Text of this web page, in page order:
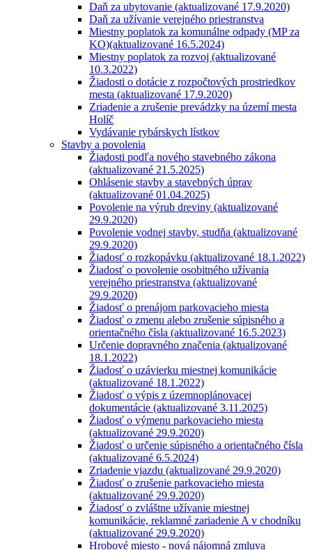
Daň za ubytovanie (aktualizované 17.9.2020)
Daň za užívanie verejného priestranstva
Miestny poplatok za komunálne odpady (MP za
KO)(aktualizované 16.5.2024)
Miestny poplatok za rozvoj (aktualizované
10.3.2022)
Žiadosti o dotácie z rozpočtových prostriedkov
mesta (aktualizované 17.9.2020)
Zriadenie a zrušenie prevádzky na území mesta
Holíč
Vydávanie rybárskych lístkov
Stavby a povolenia
Žiadosti podľa nového stavebného zákona
(aktualizované 21.5.2025)
Ohlásenie stavby a stavebných úprav
(aktualizované 01.04.2025)
Povolenie na výrub dreviny (aktualizované
29.9.2020)
Povolenie vodnej stavby, studňa (aktualizované
29.9.2020)
Žiadosť o rozkopávku (aktualizované 18.1.2022)
Žiadosť o povolenie osobitného užívania
verejného priestranstva (aktualizované
29.9.2020)
Žiadosť o prenájom parkovacieho miesta
Žiadosť o zmenu alebo zrušenie súpisného a
orientačného čísla (aktualizované 16.5.2023)
Určenie dopravného značenia (aktualizované
18.1.2022)
Žiadosť o uzávierku miestnej komunikácie
(aktualizované 18.1.2022)
Žiadosť o výpis z územnoplánovacej
dokumentácie (aktualizované 3.11.2025)
Žiadosť o výmenu parkovacieho miesta
(aktualizované 29.9.2020)
Žiadosť o určenie súpisného a orientačného čísla
(aktualizované 6.5.2024)
Zriadenie vjazdu (aktualizované 29.9.2020)
Žiadosť o zrušenie parkovacieho miesta
(aktualizované 29.9.2020)
Žiadosť o zvláštne užívanie miestnej
komunikácie, reklamné zariadenie A v chodníku
(aktualizované 29.9.2020)
Hrobové miesto - nová nájomná zmluva